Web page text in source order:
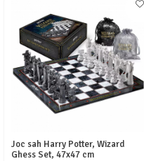
Joc sah Harry Potter, Wizard
Ghess Set, 47x47 cm